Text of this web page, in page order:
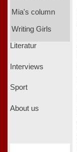
Mia's column
Writing Girls
Literatur
Interviews
Sport
About us